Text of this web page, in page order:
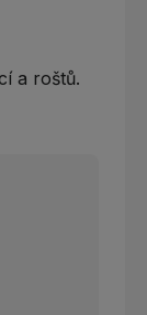
a roštů.